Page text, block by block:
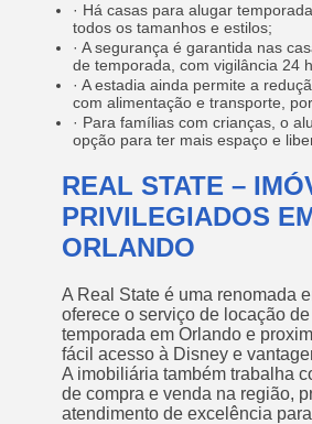
· Há casas para alugar
todos os tamanhos e estilos;
· A segurança é garantida nas
de temporada, com vigilância 24
· A estadia ainda permite a
com alimentação e transporte,
· Para famílias com crianças, o
opção para ter mais espaço e
REAL STATE –
PRIVILEGIADOS
ORLANDO
A Real State é uma renomada
oferece o serviço de locação
temporada em Orlando e
fácil acesso à Disney e
A imobiliária também trabalha
de compra e venda na região,
atendimento de excelência